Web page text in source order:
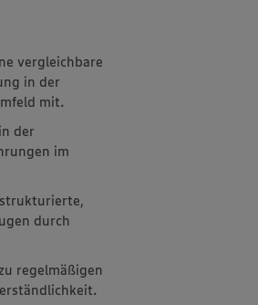
vergleichbare
in der
mit.
der
im
durch
regelmäßigen